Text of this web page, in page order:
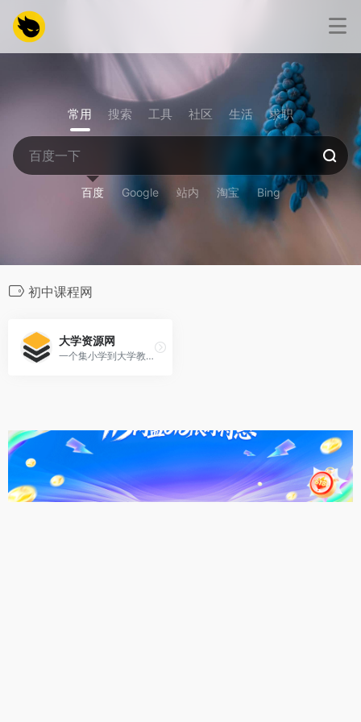
常用 搜索 工具 社区 生活 求职
百度 Google 站内 淘宝 Bing
初中课程网
大学资源网
一个集小学到大学教育、职场管理课程于一体的综合性学习平台。